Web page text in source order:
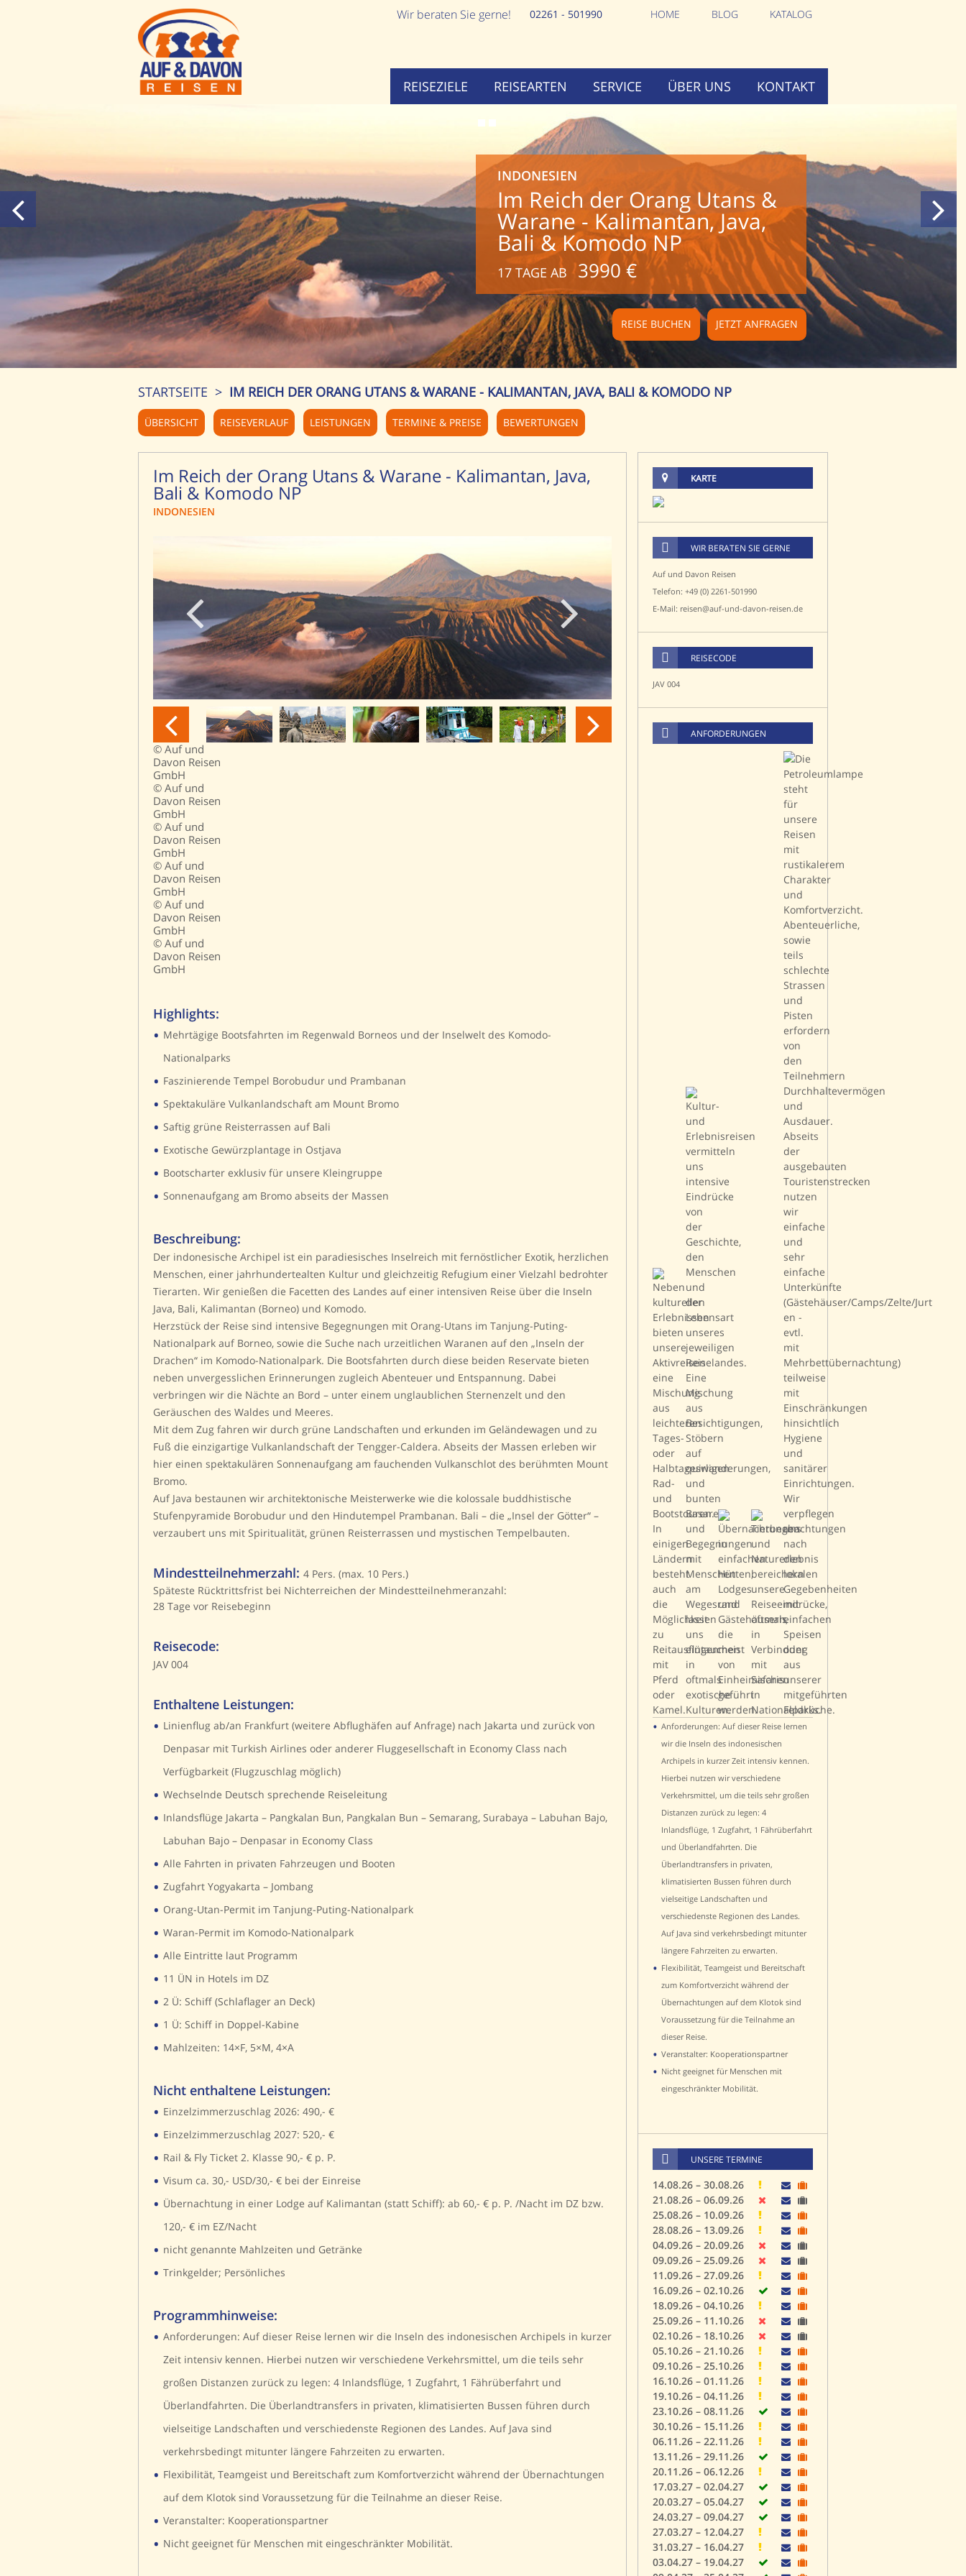
02261 - 501990 HOME BLOG KATALOG
Wir beraten Sie gerne!
REISEZIELE REISEARTEN SERVICE ÜBER UNS KONTAKT
INDONESIEN
Im Reich der Orang Utans &
Warane - Kalimantan, Java,
Bali & Komodo NP
17 TAGE AB 3990 €
JETZT ANFRAGEN
REISE BUCHEN
STARTSEITE > IM REICH DER ORANG UTANS & WARANE - KALIMANTAN, JAVA, BALI & KOMODO NP
ÜBERSICHT REISEVERLAUF LEISTUNGEN TERMINE & PREISE BEWERTUNGEN
Im Reich der Orang Utans & Warane - Kalimantan, Java,
Bali & Komodo NP
INDONESIEN
© Auf und
Davon Reisen
GmbH
© Auf und
Davon Reisen
GmbH
© Auf und
Davon Reisen
GmbH
© Auf und
Davon Reisen
GmbH
© Auf und
Davon Reisen
GmbH
© Auf und
Davon Reisen
GmbH
Highlights:
• Mehrtägige Bootsfahrten im Regenwald Borneos und der Inselwelt des Komodo-
Nationalparks
• Faszinierende Tempel Borobudur und Prambanan
• Spektakuläre Vulkanlandschaft am Mount Bromo
• Saftig grüne Reisterrassen auf Bali
• Exotische Gewürzplantage in Ostjava
• Bootscharter exklusiv für unsere Kleingruppe
• Sonnenaufgang am Bromo abseits der Massen
Beschreibung:
Der indonesische Archipel ist ein paradiesisches Inselreich mit fernöstlicher Exotik, herzlichen
Menschen, einer jahrhundertealten Kultur und gleichzeitig Refugium einer Vielzahl bedrohter
Tierarten. Wir genießen die Facetten des Landes auf einer intensiven Reise über die Inseln
Java, Bali, Kalimantan (Borneo) und Komodo.
Herzstück der Reise sind intensive Begegnungen mit Orang-Utans im Tanjung-Puting-
Nationalpark auf Borneo, sowie die Suche nach urzeitlichen Waranen auf den „Inseln der
Drachen“ im Komodo-Nationalpark. Die Bootsfahrten durch diese beiden Reservate bieten
neben unvergesslichen Erinnerungen zugleich Abenteuer und Entspannung. Dabei
verbringen wir die Nächte an Bord – unter einem unglaublichen Sternenzelt und den
Geräuschen des Waldes und Meeres.
Mit dem Zug fahren wir durch grüne Landschaften und erkunden im Geländewagen und zu
Fuß die einzigartige Vulkanlandschaft der Tengger-Caldera. Abseits der Massen erleben wir
hier einen spektakulären Sonnenaufgang am fauchenden Vulkanschlot des berühmten Mount
Bromo.
Auf Java bestaunen wir architektonische Meisterwerke wie die kolossale buddhistische
Stufenpyramide Borobudur und den Hindutempel Prambanan. Bali – die „Insel der Götter“ –
verzaubert uns mit Spiritualität, grünen Reisterrassen und mystischen Tempelbauten.
Mindestteilnehmerzahl: 4 Pers. (max. 10 Pers.)
Späteste Rücktrittsfrist bei Nichterreichen der Mindestteilnehmeranzahl:
28 Tage vor Reisebeginn
Reisecode:
JAV 004
Enthaltene Leistungen:
• Linienflug ab/an Frankfurt (weitere Abflughäfen auf Anfrage) nach Jakarta und zurück von
Denpasar mit Turkish Airlines oder anderer Fluggesellschaft in Economy Class nach
Verfügbarkeit (Flugzuschlag möglich)
• Wechselnde Deutsch sprechende Reiseleitung
• Inlandsflüge Jakarta – Pangkalan Bun, Pangkalan Bun – Semarang, Surabaya – Labuhan Bajo,
Labuhan Bajo – Denpasar in Economy Class
• Alle Fahrten in privaten Fahrzeugen und Booten
• Zugfahrt Yogyakarta – Jombang
• Orang-Utan-Permit im Tanjung-Puting-Nationalpark
• Waran-Permit im Komodo-Nationalpark
• Alle Eintritte laut Programm
• 11 ÜN in Hotels im DZ
• 2 Ü: Schiff (Schlaflager an Deck)
• 1 Ü: Schiff in Doppel-Kabine
• Mahlzeiten: 14×F, 5×M, 4×A
Nicht enthaltene Leistungen:
• Einzelzimmerzuschlag 2026: 490,- €
• Einzelzimmerzuschlag 2027: 520,- €
• Rail & Fly Ticket 2. Klasse 90,- € p. P.
• Visum ca. 30,- USD/30,- € bei der Einreise
• Übernachtung in einer Lodge auf Kalimantan (statt Schiff): ab 60,- € p. P. /Nacht im DZ bzw.
120,- € im EZ/Nacht
• nicht genannte Mahlzeiten und Getränke
• Trinkgelder; Persönliches
Programmhinweise:
• Anforderungen: Auf dieser Reise lernen wir die Inseln des indonesischen Archipels in kurzer
Zeit intensiv kennen. Hierbei nutzen wir verschiedene Verkehrsmittel, um die teils sehr
großen Distanzen zurück zu legen: 4 Inlandsflüge, 1 Zugfahrt, 1 Fährüberfahrt und
Überlandfahrten. Die Überlandtransfers in privaten, klimatisierten Bussen führen durch
vielseitige Landschaften und verschiedenste Regionen des Landes. Auf Java sind
verkehrsbedingt mitunter längere Fahrzeiten zu erwarten.
• Flexibilität, Teamgeist und Bereitschaft zum Komfortverzicht während der Übernachtungen
auf dem Klotok sind Voraussetzung für die Teilnahme an dieser Reise.
• Veranstalter: Kooperationspartner
• Nicht geeignet für Menschen mit eingeschränkter Mobilität.
KARTE
WIR BERATEN SIE GERNE
Auf und Davon Reisen
Telefon: +49 (0) 2261-501990
E-Mail: reisen@auf-und-davon-reisen.de
REISECODE
JAV 004
ANFORDERUNGEN
• Anforderungen: Auf dieser Reise lernen
wir die Inseln des indonesischen
Archipels in kurzer Zeit intensiv kennen.
Hierbei nutzen wir verschiedene
Verkehrsmittel, um die teils sehr großen
Distanzen zurück zu legen: 4
Inlandsflüge, 1 Zugfahrt, 1 Fährüberfahrt
und Überlandfahrten. Die
Überlandtransfers in privaten,
klimatisierten Bussen führen durch
vielseitige Landschaften und
verschiedenste Regionen des Landes.
Auf Java sind verkehrsbedingt mitunter
längere Fahrzeiten zu erwarten.
• Flexibilität, Teamgeist und Bereitschaft
zum Komfortverzicht während der
Übernachtungen auf dem Klotok sind
Voraussetzung für die Teilnahme an
dieser Reise.
• Veranstalter: Kooperationspartner
• Nicht geeignet für Menschen mit
eingeschränkter Mobilität.
UNSERE TERMINE
14.08.26 – 30.08.26
21.08.26 – 06.09.26
25.08.26 – 10.09.26
28.08.26 – 13.09.26
04.09.26 – 20.09.26
09.09.26 – 25.09.26
11.09.26 – 27.09.26
16.09.26 – 02.10.26
18.09.26 – 04.10.26
25.09.26 – 11.10.26
02.10.26 – 18.10.26
05.10.26 – 21.10.26
09.10.26 – 25.10.26
16.10.26 – 01.11.26
19.10.26 – 04.11.26
23.10.26 – 08.11.26
30.10.26 – 15.11.26
06.11.26 – 22.11.26
13.11.26 – 29.11.26
20.11.26 – 06.12.26
17.03.27 – 02.04.27
20.03.27 – 05.04.27
24.03.27 – 09.04.27
27.03.27 – 12.04.27
31.03.27 – 16.04.27
03.04.27 – 19.04.27